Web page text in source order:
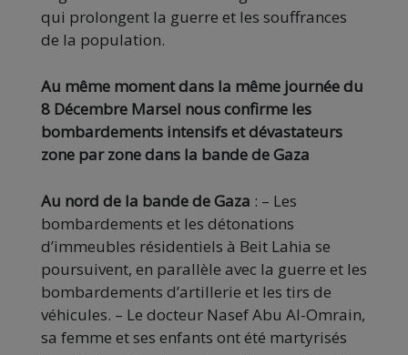
qui prolongent la guerre et les souffrances
de la population.
Au même moment dans la même journée du
8 Décembre Marsel nous confirme les
bombardements intensifs et dévastateurs
zone par zone dans la bande de Gaza
Au nord de la bande de Gaza : – Les
bombardements et les détonations
d’immeubles résidentiels à Beit Lahia se
poursuivent, en parallèle avec la guerre et les
bombardements d’artillerie et les tirs de
véhicules. – Le docteur Nasef Abu Al-Omrain,
sa femme et ses enfants ont été martyrisés